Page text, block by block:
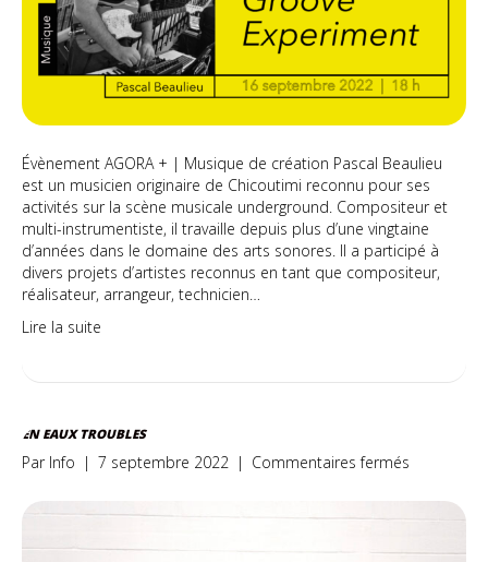
Évènement AGORA + | Musique de création Pascal Beaulieu
est un musicien originaire de Chicoutimi reconnu pour ses
activités sur la scène musicale underground. Compositeur et
multi-instrumentiste, il travaille depuis plus d’une vingtaine
d’années dans le domaine des arts sonores. Il a participé à
divers projets d’artistes reconnus en tant que compositeur,
réalisateur, arrangeur, technicien…
Lire la suite
EN EAUX TROUBLES
Par Info | 7 septembre 2022 | Commentaires fermés
eaux